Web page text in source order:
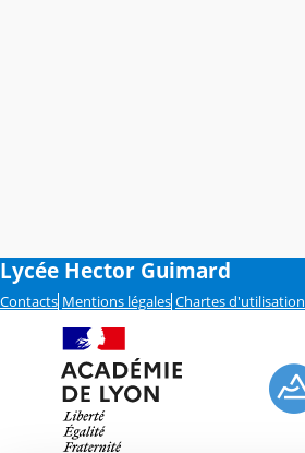
Lycée Hector Guimard
Contacts Mentions légales Chartes d'utilisation